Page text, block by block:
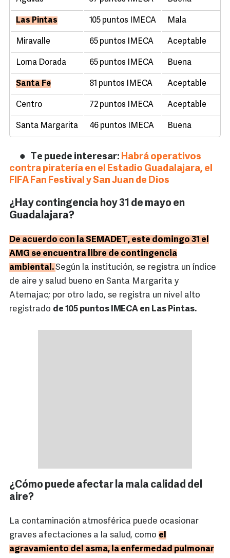
Las Pintas 105 puntos IMECA Mala
Miravalle 65 puntos IMECA Aceptable
Loma Dorada 65 puntos IMECA Buena
Santa Fe 81 puntos IMECA Aceptable
Centro 72 puntos IMECA Aceptable
Santa Margarita 46 puntos IMECA Buena
Te puede interesar: Habrá operativos
contra piratería en el Estadio Guadalajara, el
FIFA Fan Festival y San Juan de Dios
¿Hay contingencia hoy 31 de mayo en
Guadalajara?
De acuerdo con la SEMADET, este domingo 31 el
AMG se encuentra libre de contingencia
ambiental.Según la institución, se registra un índice
de aire y salud bueno en Santa Margarita y
Atemajac; por otro lado, se registra un nivel alto
registrado de 105 puntos IMECA en Las Pintas.
¿Cómo puede afectar la mala calidad del
aire?
La contaminación atmosférica puede ocasionar
graves afectaciones a la salud, como el
agravamiento del asma, la enfermedad pulmonar